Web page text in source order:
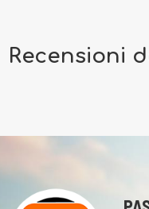
comfort e facilità di utilizzo.
sentieri sia nel sottobosco
Recensioni